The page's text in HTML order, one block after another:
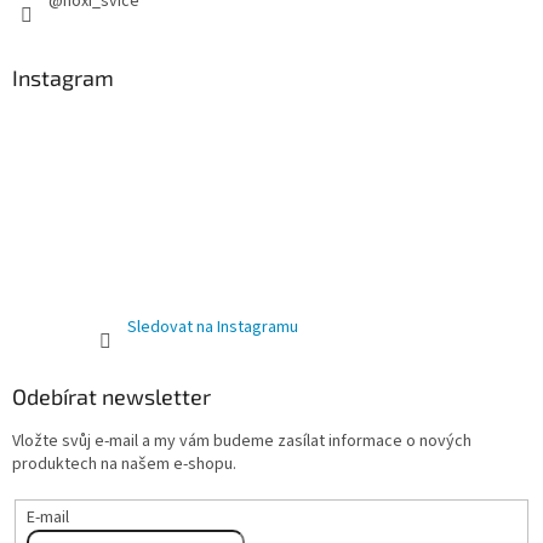
Instagram
Sledovat na Instagramu
Odebírat newsletter
Vložte svůj e-mail a my vám budeme zasílat informace o nových
produktech na našem e-shopu.
E-mail